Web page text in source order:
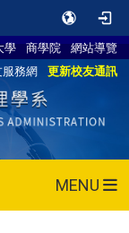
學 商學院
網站導覽
務網
更新校友通訊
MENU